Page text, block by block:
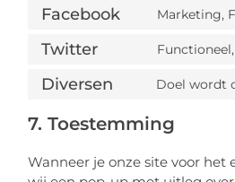
Facebook Marketing,
Twitter
Diversen Doel wordt
7. Toestemming
Wanneer je onze site voor het